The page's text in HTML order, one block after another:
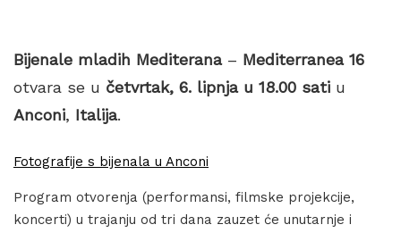
Bijenale mladih Mediterana– Mediterranea 16
otvara se u četvrtak, 6. lipnja u 18.00 sati u
Anconi, Italija.
Fotografije s bijenala u Anconi
Program otvorenja (performansi, filmske projekcije,
koncerti) u trajanju od tri dana zauzet će unutarnje i